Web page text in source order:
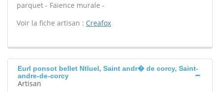
parquet - Faïence murale -
Voir la fiche artisan : Creafox
Eurl ponsot bellet Ntluel, Saint andr� de corcy, Saint-
andre-de-corcy
Artisan